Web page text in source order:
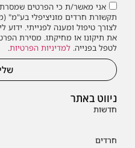
ניווט באתר
חדשות
חרדים
אני מאשר/ת כי הפרטים
תקשורת חרדים מוניציפלי בע"מ"
לצורך טיפול ומענה לפנייתי. ידוע
את תיקונו או מחיקתו. מסירת
לטפל בפנייה. למדיניות הפרטיות.